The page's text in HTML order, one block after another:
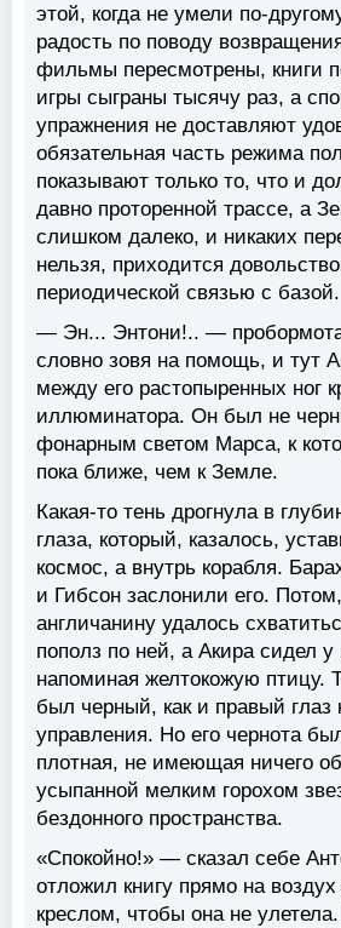
этой, когда не умели по-
радость по поводу
фильмы пересмотрены, книги
игры сыграны тысячу раз, а
упражнения не доставляют
обязательная часть режима
показывают только то, что и
давно проторенной трассе, а
слишком далеко, и никаких
нельзя, приходится
периодической связью с базой.
— Эн... Энтони!.. —
словно зовя на помощь, и тут
между его растопыренных ног
иллюминатора. Он был не
фонарным светом Марса, к
пока ближе, чем к Земле.
Какая-то тень дрогнула в
глаза, который, казалось,
космос, а внутрь корабля.
и Гибсон заслонили его.
англичанину удалось
пополз по ней, а Акира сидел у
напоминая желтокожую птицу.
был черный, как и правый глаз
управления. Но его чернота
плотная, не имеющая ничего
усыпанной мелким горохом
бездонного пространства.
«Спокойно!» — сказал себе
отложил книгу прямо на
креслом, чтобы она не